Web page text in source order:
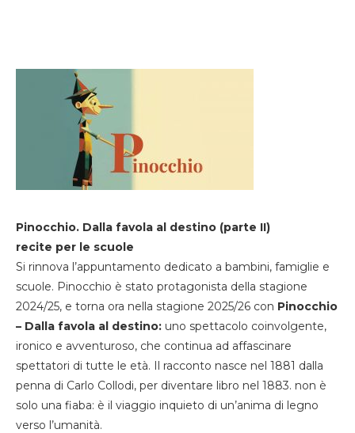
Pinocchio. Dalla favola al destino (parte II)
recite per le scuole
Si rinnova l’appuntamento dedicato a bambini, famiglie e
scuole. Pinocchio è stato protagonista della stagione
2024/25, e torna ora nella stagione 2025/26 con Pinocchio
– Dalla favola al destino: uno spettacolo coinvolgente,
ironico e avventuroso, che continua ad affascinare
spettatori di tutte le età. Il racconto nasce nel 1881 dalla
penna di Carlo Collodi, per diventare libro nel 1883. non è
solo una fiaba: è il viaggio inquieto di un’anima di legno
verso l’umanità.